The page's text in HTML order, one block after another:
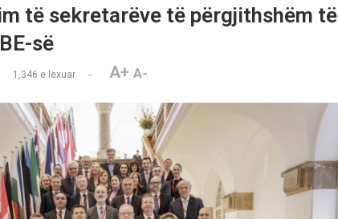
të sekretarëve të përgjithshëm të
së
1,346 e lexuar A+ A-